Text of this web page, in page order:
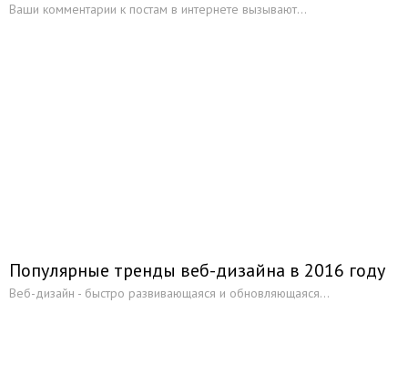
Ваши комментарии к постам в интернете вызывают...
Популярные тренды веб-дизайна в 2016 году
Веб-дизайн - быстро развивающаяся и обновляющаяся...